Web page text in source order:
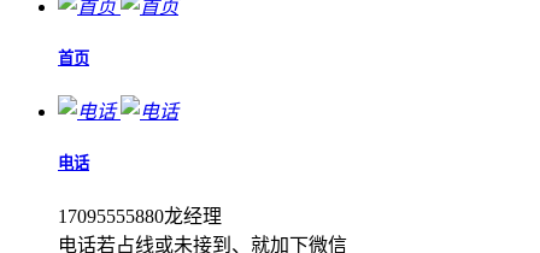
首页
电话
17095555880龙经理
电话若占线或未接到、就加下微信